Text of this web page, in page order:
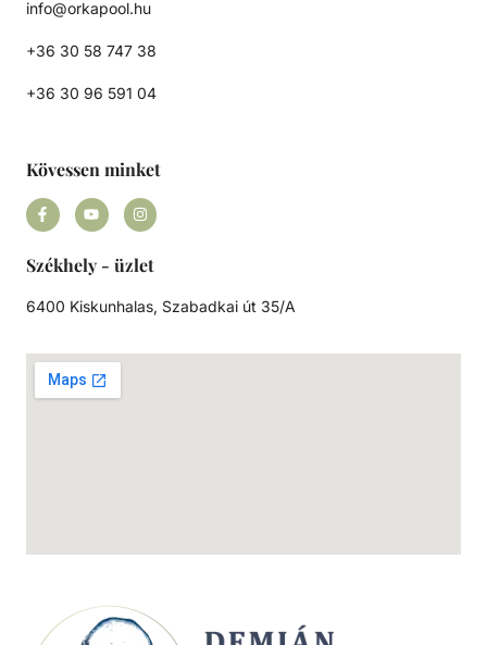
info@orkapool.hu
+36 30 58 747 38
+36 30 96 591 04
Kövessen minket
Székhely - üzlet
6400 Kiskunhalas, Szabadkai út 35/A